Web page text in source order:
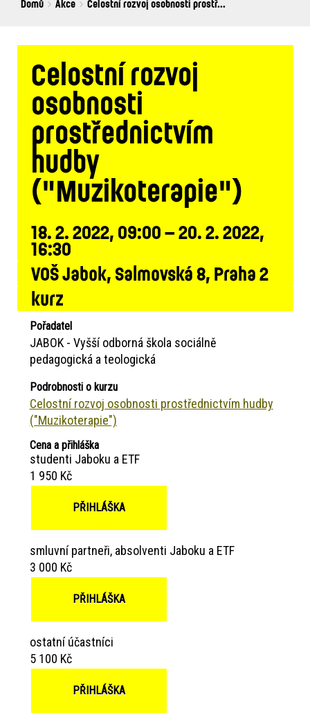
Breadcrumbs
You
Domů Akce Celostní rozvoj osobnosti prostř...
Celostní rozvoj
osobnosti
prostřednictvím
hudby
("Muzikoterapie")
18. 2. 2022, 09:00 – 20. 2. 2022,
16:30
VOŠ Jabok, Salmovská 8, Praha 2
kurz
Pořadatel
JABOK - Vyšší odborná škola sociálně
pedagogická a teologická
Podrobnosti o kurzu
Celostní rozvoj osobnosti prostřednictvím hudby
("Muzikoterapie")
Cena a přihláška
studenti Jaboku a ETF
1 950 Kč
PŘIHLÁŠKA
smluvní partneři, absolventi Jaboku a ETF
3 000 Kč
PŘIHLÁŠKA
ostatní účastníci
5 100 Kč
PŘIHLÁŠKA